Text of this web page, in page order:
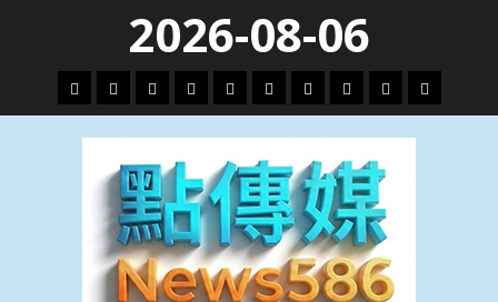
content
2026-08-06
頭
條
財
經
地
方.
會
文
教.
技
專
題
娛
樂
劇
政
治
國
際
運
動
生
活